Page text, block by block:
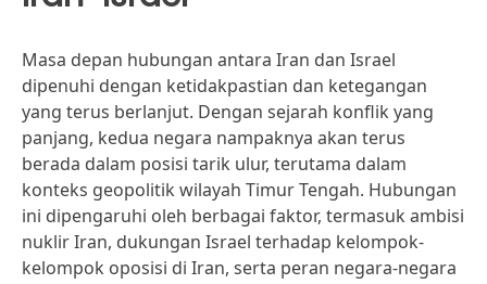
Masa depan hubungan antara Iran dan Israel
dipenuhi dengan ketidakpastian dan ketegangan
yang terus berlanjut. Dengan sejarah konflik yang
panjang, kedua negara nampaknya akan terus
berada dalam posisi tarik ulur, terutama dalam
konteks geopolitik wilayah Timur Tengah. Hubungan
ini dipengaruhi oleh berbagai faktor, termasuk ambisi
nuklir Iran, dukungan Israel terhadap kelompok-
kelompok oposisi di Iran, serta peran negara-negara